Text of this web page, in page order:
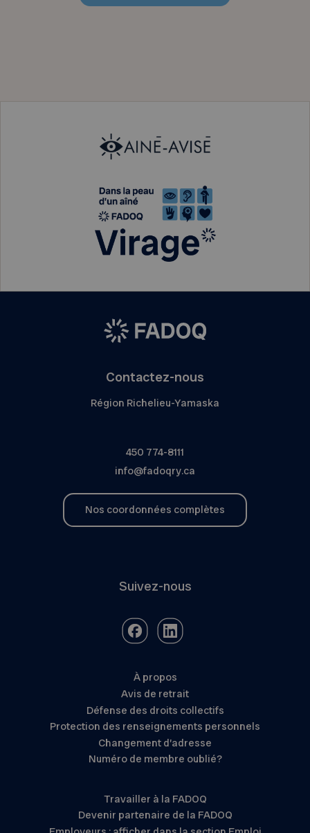
Contactez-nous
Région Richelieu-Yamaska
450 774-8111
info@fadoqry.ca
Nos coordonnées complètes
Suivez-nous
À propos
Avis de retrait
Défense des droits collectifs
Protection des renseignements personnels
Changement d’adresse
Numéro de membre oublié?
Travailler à la FADOQ
Devenir partenaire de la FADOQ